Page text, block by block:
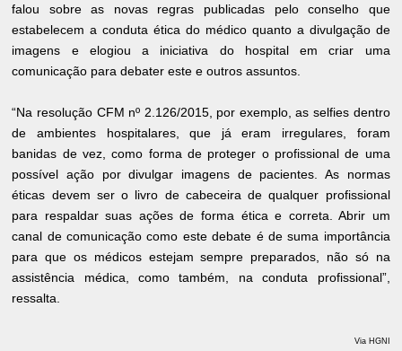
falou sobre as novas regras publicadas pelo conselho que
estabelecem a conduta ética do médico quanto a divulgação de
imagens e elogiou a iniciativa do hospital em criar uma
comunicação para debater este e outros assuntos.
“Na resolução CFM nº 2.126/2015, por exemplo, as selfies dentro
de ambientes hospitalares, que já eram irregulares, foram
banidas de vez, como forma de proteger o profissional de uma
possível ação por divulgar imagens de pacientes. As normas
éticas devem ser o livro de cabeceira de qualquer profissional
para respaldar suas ações de forma ética e correta. Abrir um
canal de comunicação como este debate é de suma importância
para que os médicos estejam sempre preparados, não só na
assistência médica, como também, na conduta profissional”,
ressalta.
Via HGNI